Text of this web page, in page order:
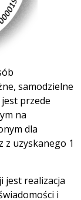
samodzielne
przede
na
dla
z uzyskanego 1
jest realizacja
i